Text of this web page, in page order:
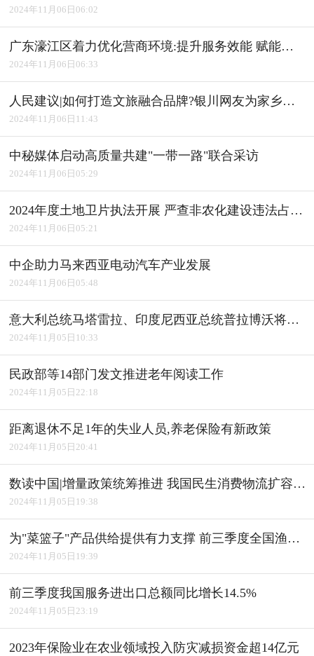
2024年11月06日06:02
广东濠江区着力优化营商环境:提升服务效能 赋能产业发展
2024年11月06日06:33
人民建议|如何打造文旅融合品牌?银川网友为家乡建言获积极回应
2024年11月06日11:43
中秘媒体启动高质量共建"一带一路"联合采访
2024年11月06日05:29
2024年度土地卫片执法开展 严查非农化建设违法占用耕地
2024年11月06日05:21
中企助力马来西亚电动汽车产业发展
2024年11月06日05:48
意大利总统马塔雷拉、印度尼西亚总统普拉博沃将访华
2024年11月05日10:33
民政部等14部门发文推进老年阅读工作
2024年11月05日22:18
距离退休不足1年的失业人员,养老保险有新政策
2024年11月05日20:41
数读中国|增量政策统筹推进 我国民生消费物流扩容升级
2024年11月05日19:38
为"菜篮子"产品供给提供有力支撑 前三季度全国渔业经济平稳发展
2024年11月05日19:39
前三季度我国服务进出口总额同比增长14.5%
2024年11月05日23:19
2023年保险业在农业领域投入防灾减损资金超14亿元